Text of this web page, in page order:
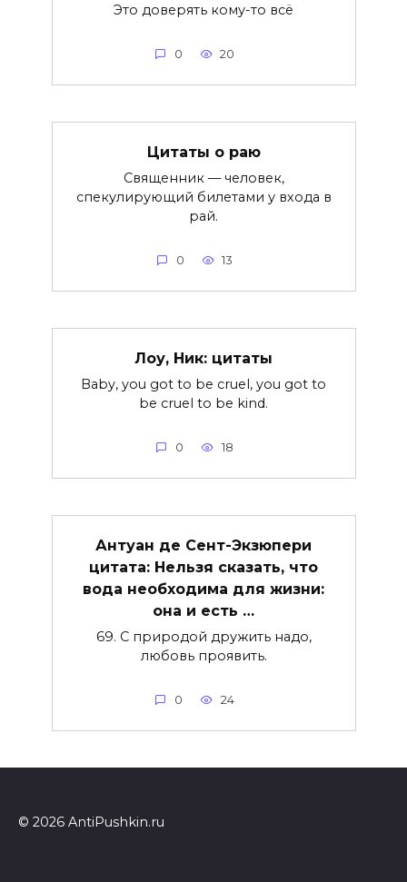
Это доверять кому-то всё
0 20
Цитаты о раю
Священник — человек,
спекулирующий билетами у входа в
рай.
0 13
Лоу, Ник: цитаты
Baby, you got to be cruel, you got to
be cruel to be kind.
0 18
Антуан де Сент-Экзюпери
цитата: Нельзя сказать, что
вода необходима для жизни:
она и есть …
69. С природой дружить надо,
любовь проявить.
0 24
© 2026 AntiPushkin.ru